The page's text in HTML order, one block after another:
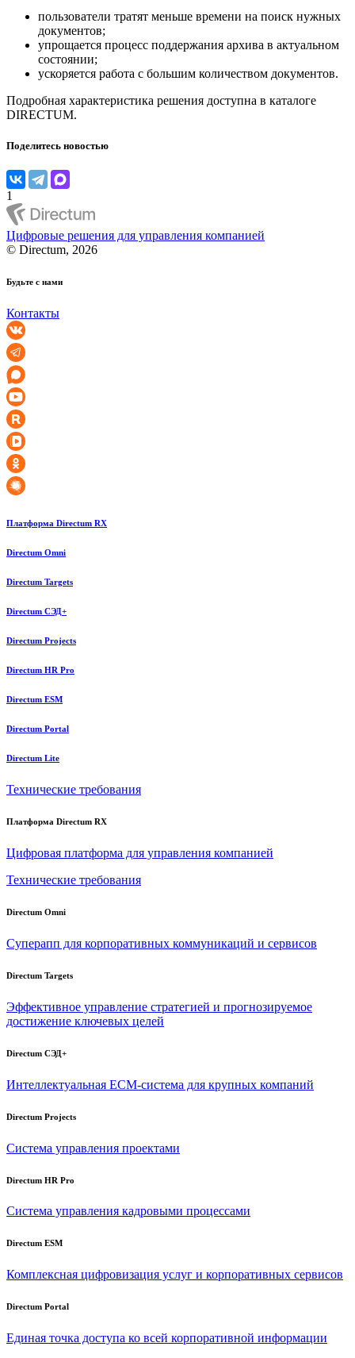
пользователи тратят меньше времени на поиск нужных
документов;
упрощается процесс поддержания архива в актуальном
состоянии;
ускоряется работа с большим количеством документов.
Подробная характеристика решения доступна в каталоге
DIRECTUM.
Поделитесь новостью
1
Цифровые решения для управления компанией
© Directum, 2026
Будьте с нами
Контакты
Платформа Directum RX
Directum Omni
Directum Targets
Directum СЭД+
Directum Projects
Directum HR Pro
Directum ESM
Directum Portal
Directum Lite
Технические требования
Платформа Directum RX
Цифровая платформа для управления компанией
Технические требования
Directum Omni
Суперапп для корпоративных коммуникаций и сервисов
Directum Targets
Эффективное управление стратегией и прогнозируемое
достижение ключевых целей
Directum СЭД+
Интеллектуальная ECM-система для крупных компаний
Directum Projects
Система управления проектами
Directum HR Pro
Система управления кадровыми процессами
Directum ESM
Комплексная цифровизация услуг и корпоративных сервисов
Directum Portal
Единая точка доступа ко всей корпоративной информации